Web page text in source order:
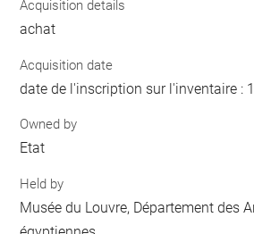
Acquisition details
achat
Acquisition date
date de l'inscription sur l'inventaire :
Owned by
Etat
Held by
Musée du Louvre, Département des